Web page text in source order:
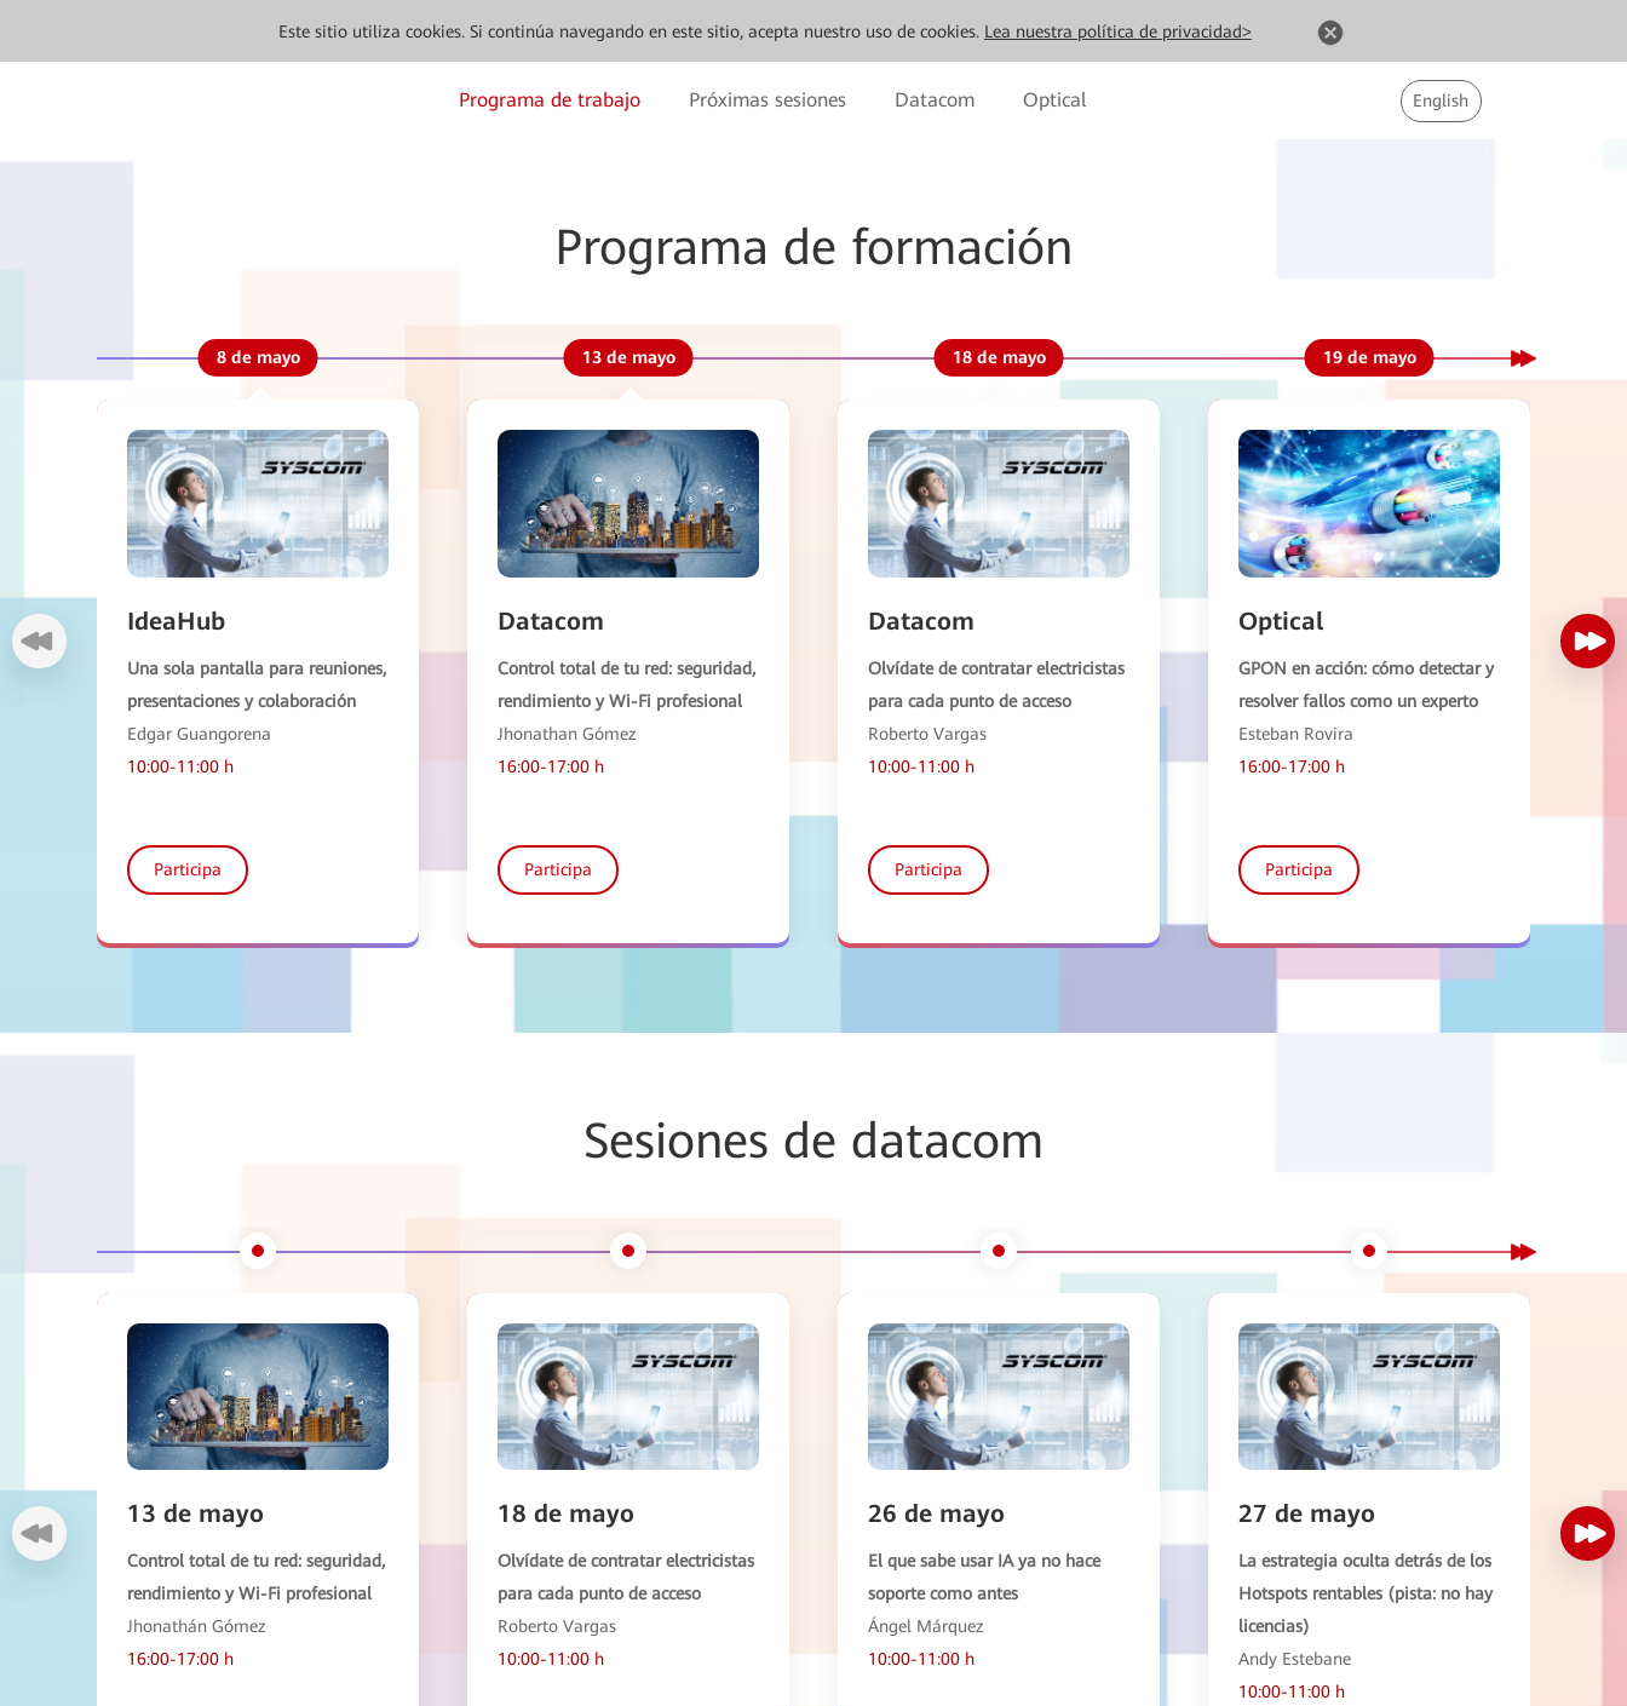
Este sitio utiliza cookies. Si continúa navegando en este sitio, acepta nuestro uso de cookies. Lea nuestra política de privacidad>
Programa de trabajo Próximas sesiones Datacom Optical English
Programa de formación
8 de mayo
IdeaHub
Una sola pantalla para reuniones,
presentaciones y colaboración
Edgar Guangorena
10:00-11:00 h
Participa
13 de mayo
Datacom
Control total de tu red: seguridad,
rendimiento y Wi-Fi profesional
Jhonathan Gómez
16:00-17:00 h
Participa
18 de mayo
Datacom
Olvídate de contratar electricistas
para cada punto de acceso
Roberto Vargas
10:00-11:00 h
Participa
19 de mayo
Optical
GPON en acción: cómo detectar y
resolver fallos como un experto
Esteban Rovira
16:00-17:00 h
Participa
Sesiones de datacom
13 de mayo
Control total de tu red: seguridad,
rendimiento y Wi-Fi profesional
Jhonathán Gómez
16:00-17:00 h
18 de mayo
Olvídate de contratar electricistas
para cada punto de acceso
Roberto Vargas
10:00-11:00 h
26 de mayo
El que sabe usar IA ya no hace
soporte como antes
Ángel Márquez
10:00-11:00 h
27 de mayo
La estrategia oculta detrás de los
Hotspots rentables (pista: no hay
licencias)
Andy Estebane
10:00-11:00 h